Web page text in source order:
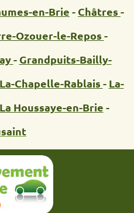
en-Brie - Châtres -
Ozouer-le-Repos -
- Grandpuits-Bailly-
La-Chapelle-Rablais - La-
La Houssaye-en-Brie -